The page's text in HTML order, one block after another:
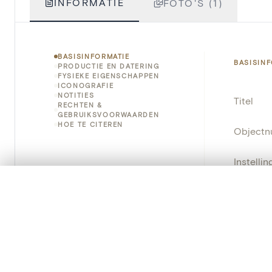
FOTO'S (1)
BASISINFORMATIE
PRODUCTIE EN DATERING
FYSIEKE EIGENSCHAPPEN
ICONOGRAFIE
NOTITIES
RECHTEN &
GEBRUIKSVOORWAARDEN
HOE TE CITEREN
Titel